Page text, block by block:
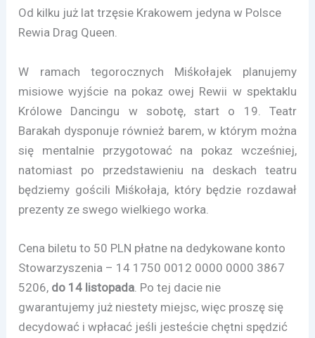
Od kilku już lat trzęsie Krakowem jedyna w Polsce
Rewia Drag Queen.
W ramach tegorocznych Miśkołajek planujemy
misiowe wyjście na pokaz owej Rewii w spektaklu
Królowe Dancingu w sobotę, start o 19. Teatr
Barakah dysponuje również barem, w którym można
się mentalnie przygotować na pokaz wcześniej,
natomiast po przedstawieniu na deskach teatru
będziemy gościli Miśkołaja, który będzie rozdawał
prezenty ze swego wielkiego worka.
Cena biletu to 50 PLN płatne na dedykowane konto
Stowarzyszenia – 14 1750 0012 0000 0000 3867
5206, do 14 listopada . Po tej dacie nie
gwarantujemy już niestety miejsc, więc proszę się
decydować i wpłacać jeśli jesteście chętni spędzić